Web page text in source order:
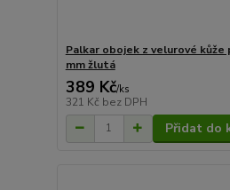
Palkar obojek z velurové kůže
mm žlutá
389 Kč/ks
321 Kč bez DPH
Přidat do